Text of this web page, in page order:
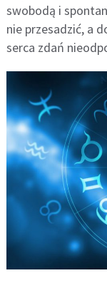
swobodą i
nie przesadzić, a
serca zdań